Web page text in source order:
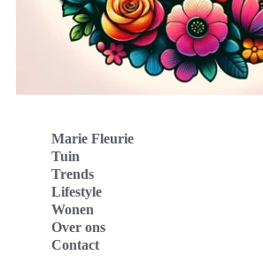
Marie Fleurie
Tuin
Trends
Lifestyle
Wonen
Over ons
Contact